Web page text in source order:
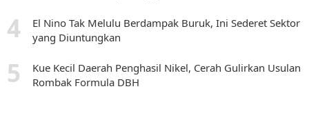
El Nino Tak Melulu Berdampak Buruk, Ini Sederet Sektor
yang Diuntungkan
Kue Kecil Daerah Penghasil Nikel, Cerah Gulirkan Usulan
Rombak Formula DBH